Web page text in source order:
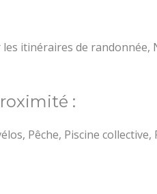
itinéraires de randonnée,
:
Pêche, Piscine